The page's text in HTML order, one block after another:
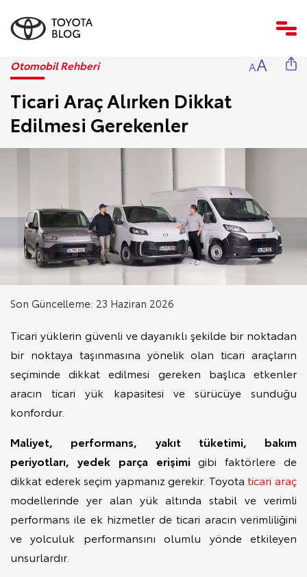
Otomobil Rehberi AA
Ticari Araç Alırken Dikkat
Edilmesi Gerekenler
Son Güncelleme: 23 Haziran 2026
Ticari yüklerin güvenli ve dayanıklı şekilde bir noktadan
bir noktaya taşınmasına yönelik olan ticari araçların
seçiminde dikkat edilmesi gereken başlıca etkenler
aracın ticari yük kapasitesi ve sürücüye sunduğu
konfordur.
Maliyet, performans, yakıt tüketimi, bakım
periyotları, yedek parça erişimi gibi faktörlere de
dikkat ederek seçim yapmanız gerekir. Toyotaticari araç
modellerinde yer alan yük altında stabil ve verimli
performans ile ek hizmetler de ticari aracın verimliliğini
ve yolculuk performansını olumlu yönde etkileyen
unsurlardır.